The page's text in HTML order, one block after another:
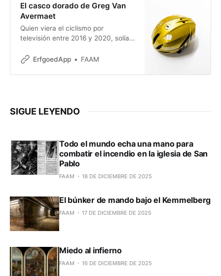
una carrera así no fue tan sencillo
como parece. Deporte
El casco dorado de Greg Van
Avermaet
Quien viera el ciclismo por
televisión entre 2016 y 2020, solía
un llamativo casco dorado. El
flamenco Greg Van Avermaet.
Juegos Olímpicos de 2016 en
ErfgoedApp FAAM
SIGUE LEYENDO
Todo el mundo echa una mano para
combatir el incendio en la iglesia de San
Pablo
FAAM 18 DE DICIEMBRE DE 2025
El búnker de mando bajo el Kemmelberg
FAAM 17 DE DICIEMBRE DE 2025
Miedo al infierno
FAAM 16 DE DICIEMBRE DE 2025